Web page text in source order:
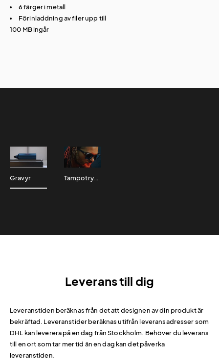
6 färger i metall
Förinladdning av filer upp till
100 MB ingår
Gravyr Tampotryck
Leverans till dig
Leveranstiden beräknas från det att designen av din produkt är
bekräftad. Leveranstider beräknas utifrån leveransadresser som
DHL kan leverera på en dag från Stockholm. Behöver du leverans
till en ort som tar mer tid än en dag kan det påverka
leveranstiden.